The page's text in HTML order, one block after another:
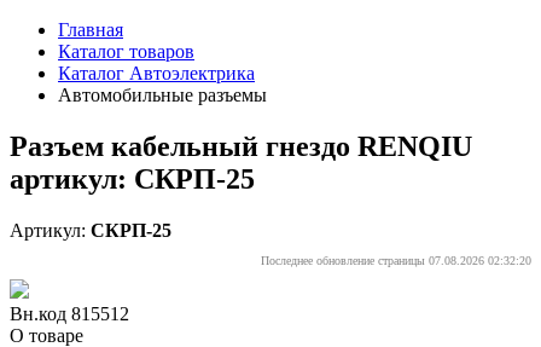
Главная
Каталог товаров
Каталог Автоэлектрика
Автомобильные разъемы
Разъем кабельный гнездо RENQIU
артикул: СКРП-25
Артикул: СКРП-25
Последнее обновление страницы 07.08.2026 02:32:20
Вн.код 815512
О товаре